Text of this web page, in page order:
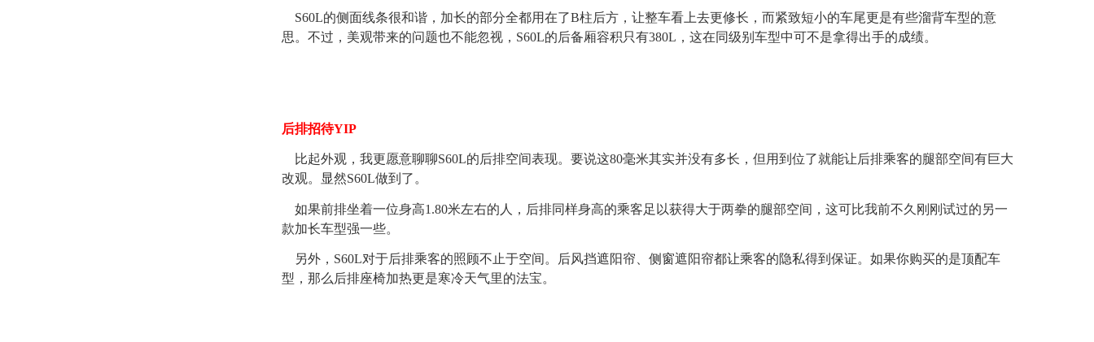
S60L的侧面线条很和谐，加长的部分全都用在了B柱后方，让整车看上去更修长，而紧致短小的车尾更是有些溜背车型的意
思。不过，美观带来的问题也不能忽视，S60L的后备厢容积只有380L，这在同级别车型中可不是拿得出手的成绩。
后排招待YIP
比起外观，我更愿意聊聊S60L的后排空间表现。要说这80毫米其实并没有多长，但用到位了就能让后排乘客的腿部空间有巨大
改观。显然S60L做到了。
如果前排坐着一位身高1.80米左右的人，后排同样身高的乘客足以获得大于两拳的腿部空间，这可比我前不久刚刚试过的另一
款加长车型强一些。
另外，S60L对于后排乘客的照顾不止于空间。后风挡遮阳帘、侧窗遮阳帘都让乘客的隐私得到保证。如果你购买的是顶配车
型，那么后排座椅加热更是寒冷天气里的法宝。